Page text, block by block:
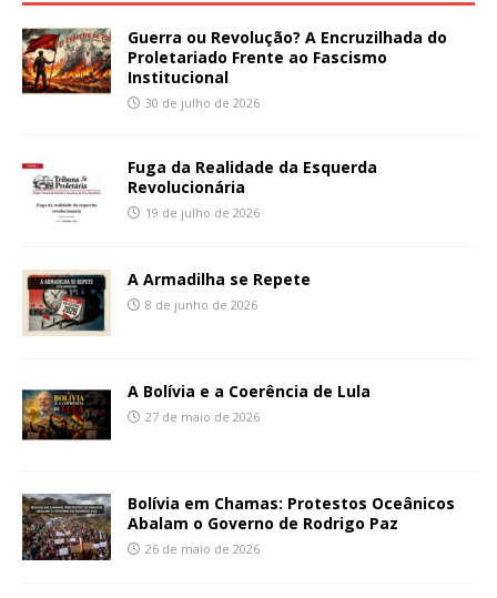
Guerra ou Revolução? A Encruzilhada do
Proletariado Frente ao Fascismo
Institucional
30 de julho de 2026
Fuga da Realidade da Esquerda
Revolucionária
19 de julho de 2026
A Armadilha se Repete
8 de junho de 2026
A Bolívia e a Coerência de Lula
27 de maio de 2026
Bolívia em Chamas: Protestos Oceânicos
Abalam o Governo de Rodrigo Paz
26 de maio de 2026